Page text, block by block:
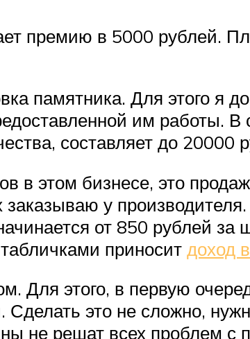
премию в 5000 рублей.
памятника. Для этого я
им работы. В
составляет до 20000
в этом бизнесе, это
у
от 850 рублей за
приносит доход
Для этого, в первую
это не сложно,
не решат всех проблем с